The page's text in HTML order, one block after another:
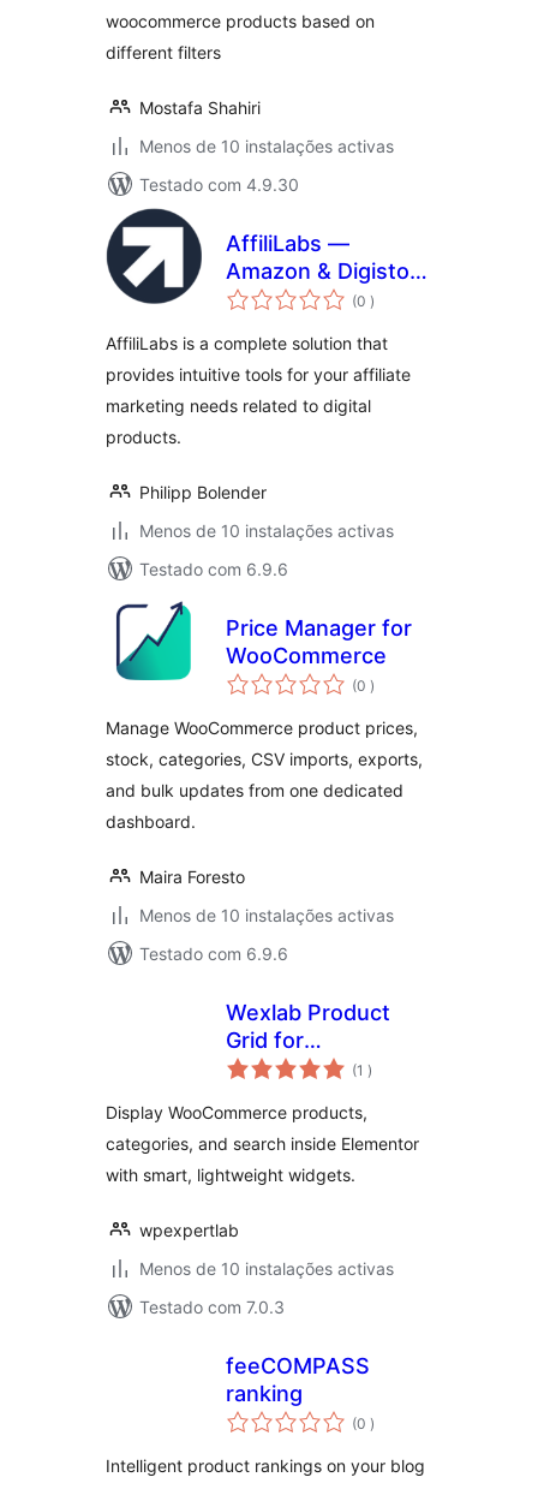
woocommerce products based on
different filters
Mostafa Shahiri
Menos de 10 instalações activas
Testado com 4.9.30
AffiliLabs —
Amazon & Digistore
Product Review
Powered by AI
(0 classificações
)
AffiliLabs is a complete solution that
provides intuitive tools for your affiliate
marketing needs related to digital
products.
Philipp Bolender
Menos de 10 instalações activas
Testado com 6.9.6
Price Manager for
WooCommerce
(0 classificações
)
Manage WooCommerce product prices,
stock, categories, CSV imports, exports,
and bulk updates from one dedicated
dashboard.
Maira Foresto
Menos de 10 instalações activas
Testado com 6.9.6
Wexlab Product
Grid for
WooCommerce
(1 classificações
)
Display WooCommerce products,
categories, and search inside Elementor
with smart, lightweight widgets.
wpexpertlab
Menos de 10 instalações activas
Testado com 7.0.3
feeCOMPASS
ranking
(0 classificações
)
Intelligent product rankings on your blog